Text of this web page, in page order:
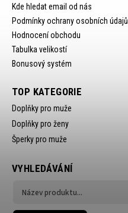
Kde hledat email od nás
Podmínky ochrany osobních údajů
Hodnocení obchodu
Tabulka velikostí
Bonusový systém
TOP KATEGORIE
Doplňky pro muže
Doplňky pro ženy
Šperky pro muže
VYHLEDÁVÁNÍ